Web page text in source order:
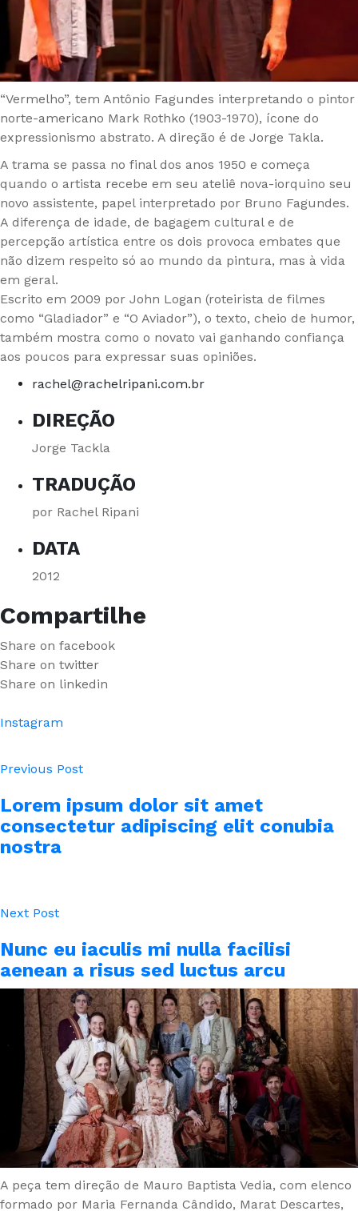
“Vermelho”, tem Antônio Fagundes interpretando o pintor
norte-americano Mark Rothko (1903-1970), ícone do
expressionismo abstrato. A direção é de Jorge Takla.
A trama se passa no final dos anos 1950 e começa
quando o artista recebe em seu ateliê nova-iorquino seu
novo assistente, papel interpretado por Bruno Fagundes.
A diferença de idade, de bagagem cultural e de
percepção artística entre os dois provoca embates que
não dizem respeito só ao mundo da pintura, mas à vida
em geral.
Escrito em 2009 por John Logan (roteirista de filmes
como “Gladiador” e “O Aviador”), o texto, cheio de humor,
também mostra como o novato vai ganhando confiança
aos poucos para expressar suas opiniões.
rachel@rachelripani.com.br
DIREÇÃO
Jorge Tackla
TRADUÇÃO
por Rachel Ripani
DATA
2012
Compartilhe
Share on facebook
Share on twitter
Share on linkedin
Instagram
Previous Post
Lorem ipsum dolor sit amet
consectetur adipiscing elit conubia
nostra
Next Post
Nunc eu iaculis mi nulla facilisi
aenean a risus sed luctus arcu
A peça tem direção de Mauro Baptista Vedia, com elenco
formado por Maria Fernanda Cândido, Marat Descartes,